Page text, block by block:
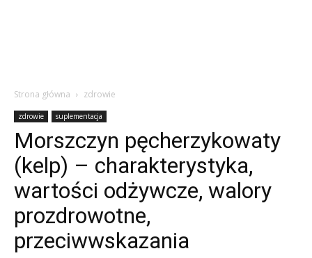
Strona główna zdrowie
zdrowie suplementacja
Morszczyn pęcherzykowaty
(kelp) – charakterystyka,
wartości odżywcze, walory
prozdrowotne,
przeciwwskazania